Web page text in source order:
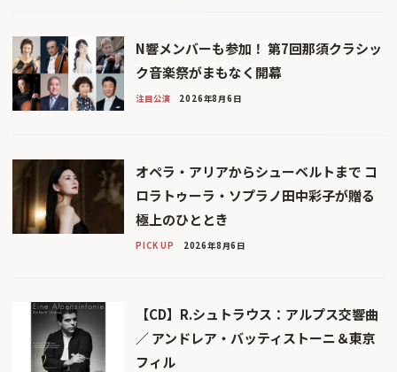
N響メンバーも参加！ 第7回那須クラシッ
ク音楽祭がまもなく開幕
注目公演 2026年8月6日
オペラ・アリアからシューベルトまで コ
ロラトゥーラ・ソプラノ田中彩子が贈る
極上のひととき
PICK UP 2026年8月6日
【CD】R.シュトラウス：アルプス交響曲
／ アンドレア・バッティストーニ＆東京
フィル